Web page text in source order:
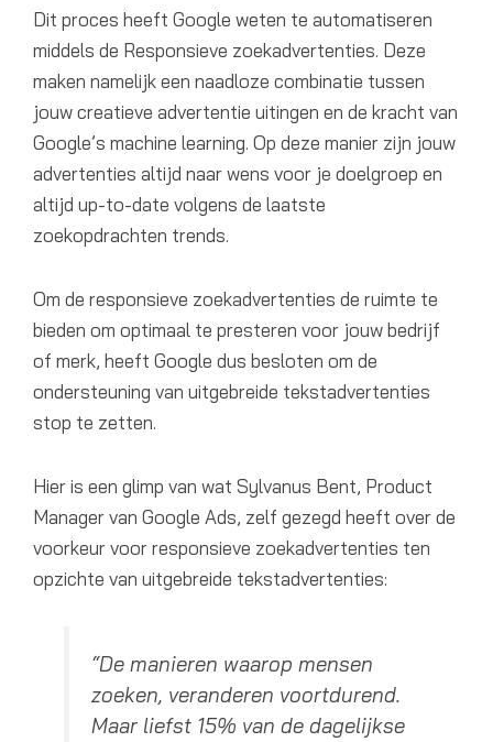
Dit proces heeft Google weten te automatiseren
middels de Responsieve zoekadvertenties. Deze
maken namelijk een naadloze combinatie tussen
jouw creatieve advertentie uitingen en de kracht van
Google’s machine learning. Op deze manier zijn jouw
advertenties altijd naar wens voor je doelgroep en
altijd up-to-date volgens de laatste
zoekopdrachten trends.
Om de responsieve zoekadvertenties de ruimte te
bieden om optimaal te presteren voor jouw bedrijf
of merk, heeft Google dus besloten om de
ondersteuning van uitgebreide tekstadvertenties
stop te zetten.
Hier is een glimp van wat Sylvanus Bent, Product
Manager van Google Ads, zelf gezegd heeft over de
voorkeur voor responsieve zoekadvertenties ten
opzichte van uitgebreide tekstadvertenties:
“De manieren waarop mensen
zoeken, veranderen voortdurend.
Maar liefst 15% van de dagelijkse